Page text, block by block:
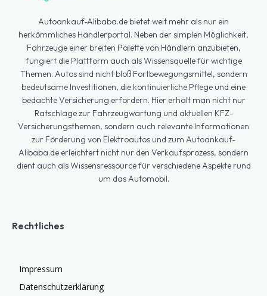
Autoankauf-Alibaba.de bietet weit mehr als nur ein
herkömmliches Händlerportal. Neben der simplen Möglichkeit,
Fahrzeuge einer breiten Palette von Händlern anzubieten,
fungiert die Plattform auch als Wissensquelle für wichtige
Themen. Autos sind nicht bloß Fortbewegungsmittel, sondern
bedeutsame Investitionen, die kontinuierliche Pflege und eine
bedachte Versicherung erfordern. Hier erhält man nicht nur
Ratschläge zur Fahrzeugwartung und aktuellen KFZ-
Versicherungsthemen, sondern auch relevante Informationen
zur Förderung von Elektroautos und zum Autoankauf-
Alibaba.de erleichtert nicht nur den Verkaufsprozess, sondern
dient auch als Wissensressource für verschiedene Aspekte rund
um das Automobil.
Rechtliches
Impressum
Datenschutzerklärung